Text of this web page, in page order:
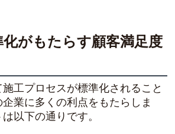
がもたらす顧客満足度
工プロセスが標準化されること
業に多くの利点をもたらしま
以下の通りです。